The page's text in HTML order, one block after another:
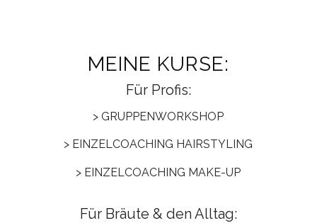
MEINE KURSE:
Für Profis:
> GRUPPENWORKSHOP
> EINZELCOACHING HAIRSTYLING
> EINZELCOACHING MAKE-UP
Für Bräute & den Alltag: